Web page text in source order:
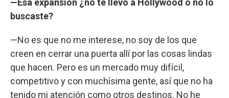
—Esa expansión ¿no te llevó a Hollywood o no lo
buscaste?
—No es que no me interese, no soy de los que
creen en cerrar una puerta allí por las cosas lindas
que hacen. Pero es un mercado muy difícil,
competitivo y con muchísima gente, así que no ha
tenido mi atención como otros destinos. No he